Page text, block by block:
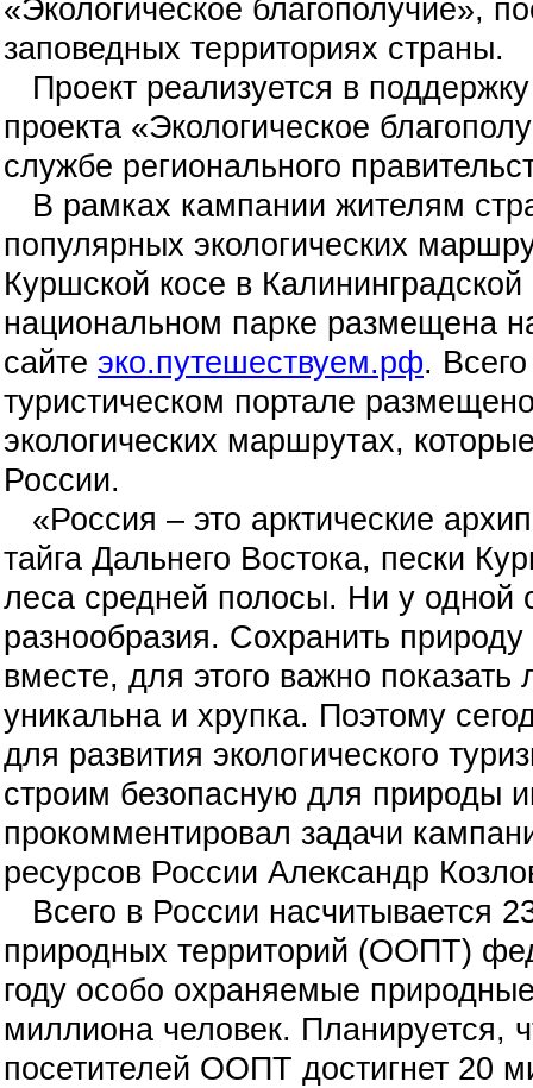
«Экологическое благополучие»,
заповедных территориях страны.
Проект реализуется в
проекта «Экологическое
службе регионального
В рамках кампании жителям
популярных экологических
Куршской косе в
национальном парке размещена
сайте эко.путешествуем.рф.
туристическом портале
экологических маршрутах,
России.
«Россия – это арктические
тайга Дальнего Востока, пески
леса средней полосы. Ни у одной
разнообразия. Сохранить
вместе, для этого важно
уникальна и хрупка. Поэтому
для развития экологического
строим безопасную для природы
прокомментировал задачи
ресурсов России Александр
Всего в России насчитывается
природных территорий (ООПТ)
году особо охраняемые
миллиона человек. Планируется,
посетителей ООПТ достигнет 20